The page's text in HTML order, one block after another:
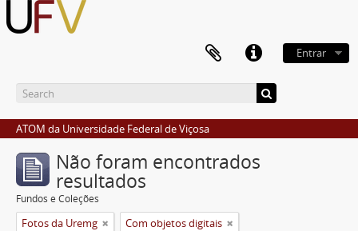
Entrar
ATOM da Universidade Federal de Viçosa
Não foram encontrados
resultados
Fundos e Coleções
Fotos da Uremg Com objetos digitais